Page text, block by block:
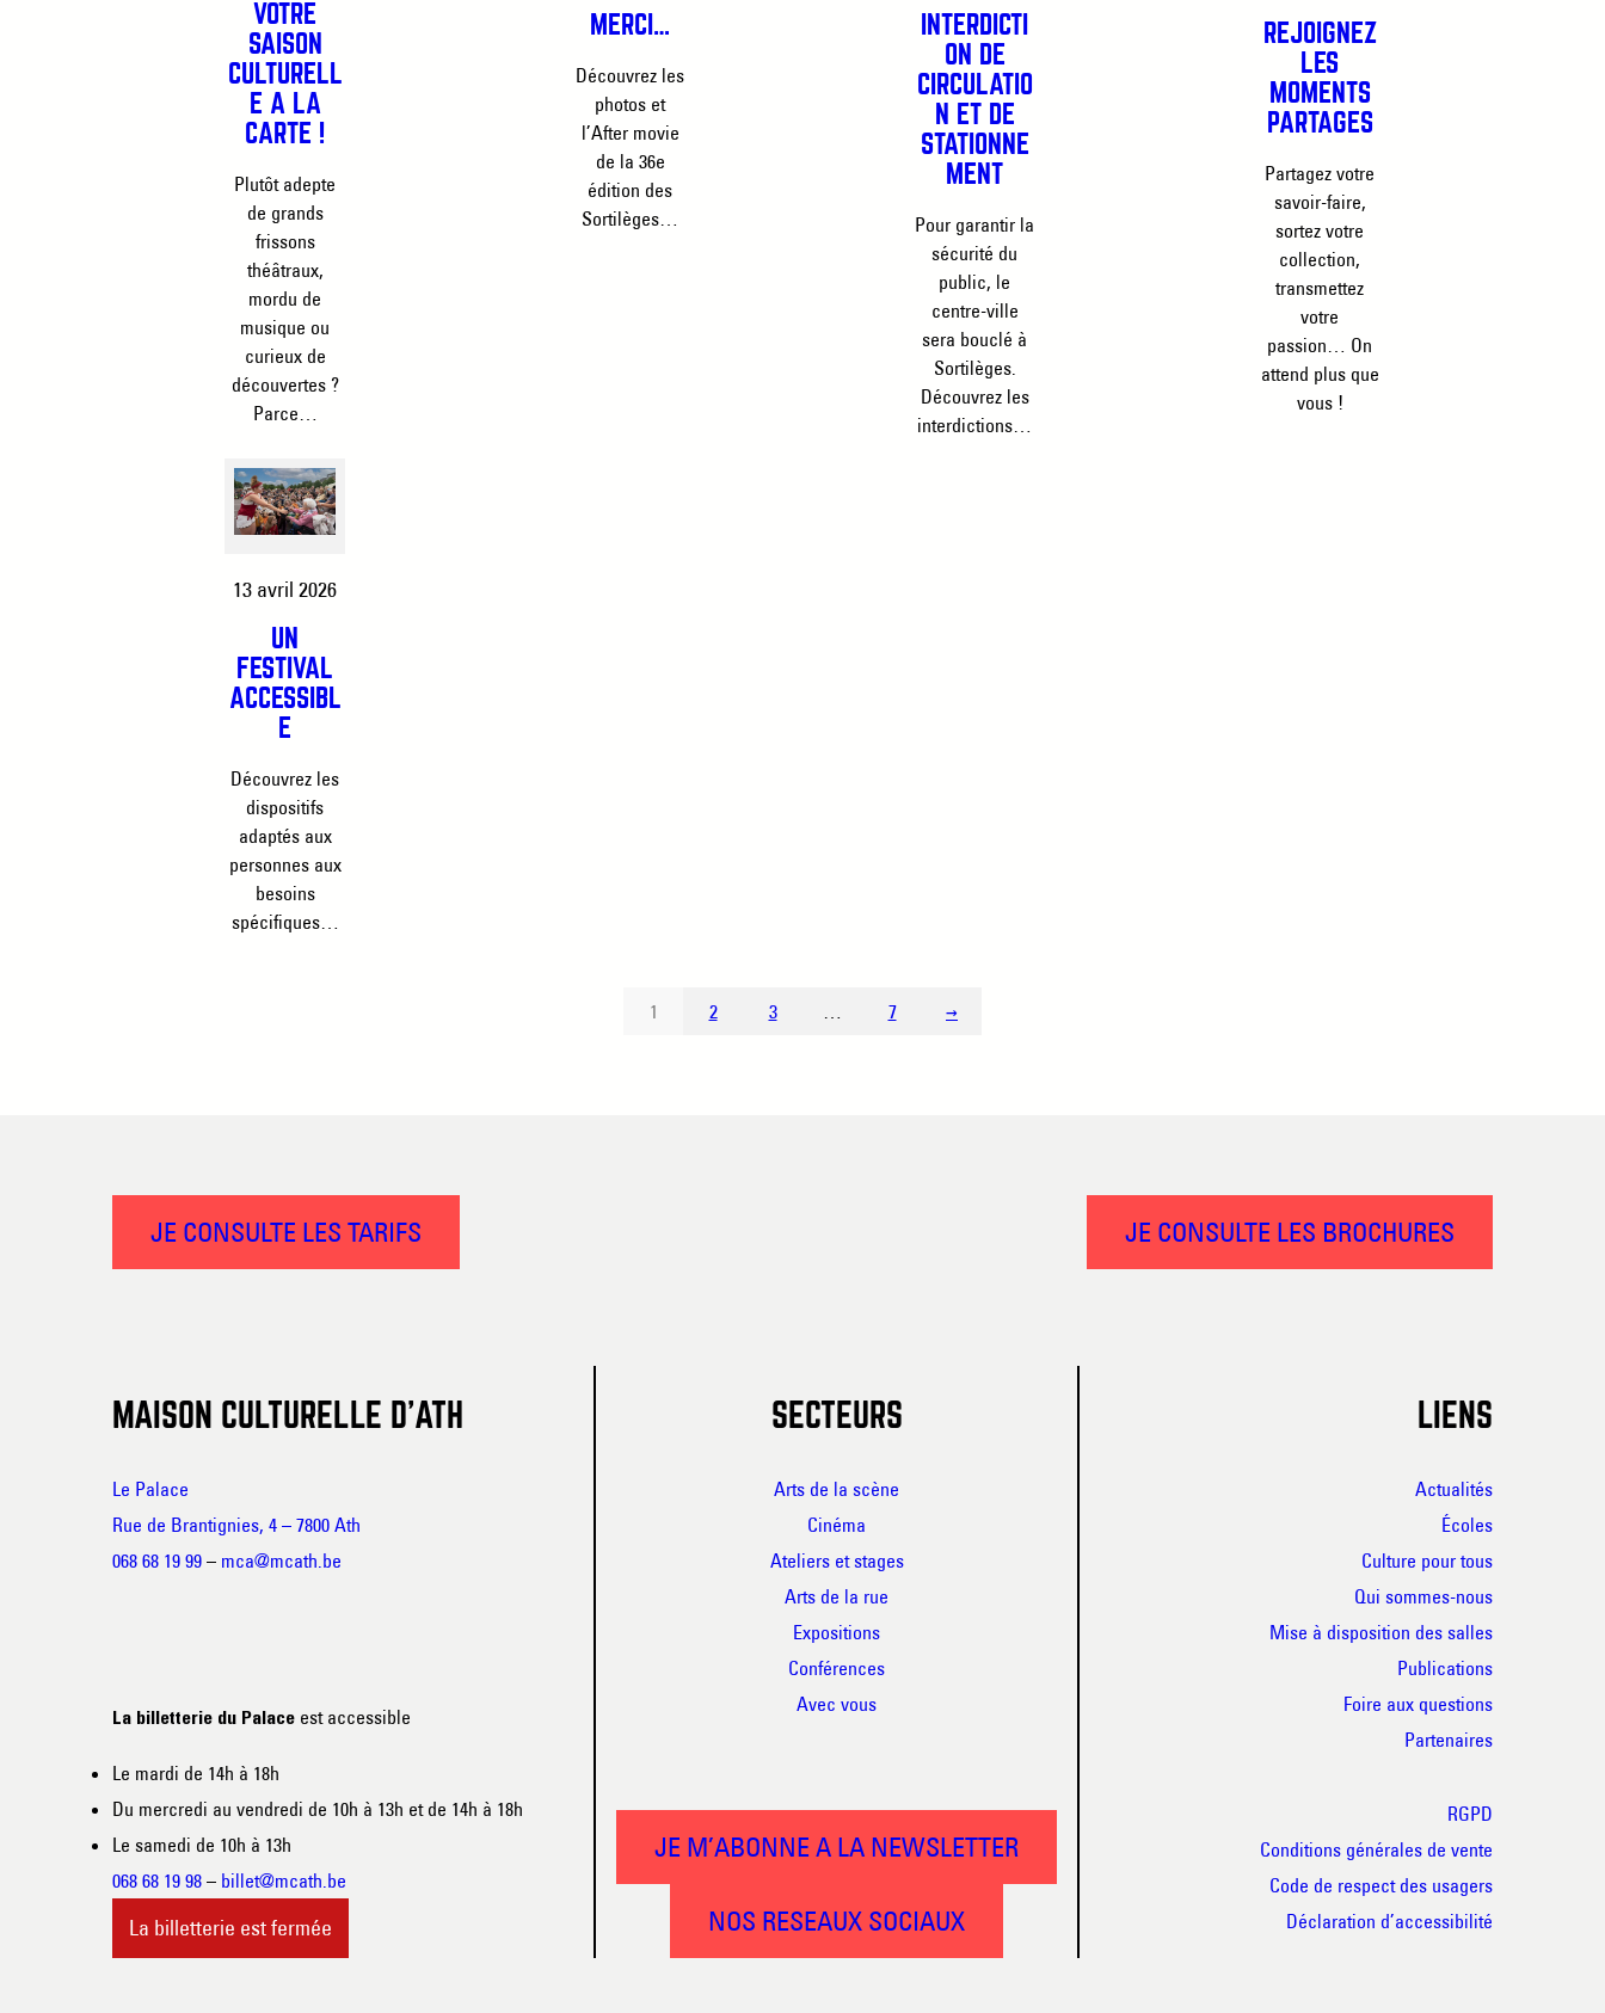
VOTRE
SAISON
CULTURELL
E À LA
CARTE !
Plutôt adepte
de grands
frissons
théâtraux,
mordu de
musique ou
curieux de
découvertes ?
Parce…
MERCI…
Découvrez les
photos et
l’After movie
de la 36e
édition des
Sortilèges…
INTERDICTI
ON DE
CIRCULATIO
N ET DE
STATIONNE
MENT
Pour garantir la
sécurité du
public, le
centre-ville
sera bouclé à
Sortilèges.
Découvrez les
interdictions…
REJOIGNEZ
LES
MOMENTS
PARTAGÉS
Partagez votre
savoir-faire,
sortez votre
collection,
transmettez
votre
passion… On
attend plus que
vous !
13 avril 2026
UN
FESTIVAL
ACCESSIBL
E
Découvrez les
dispositifs
adaptés aux
personnes aux
besoins
spécifiques…
1 2 3 7 →
JE CONSULTE LES TARIFS JE CONSULTE LES BROCHURES
MAISON CULTURELLE D’ATH
Le Palace
Rue de Brantignies, 4 – 7800 Ath
068 68 19 99 – mca@mcath.be
La billetterie du Palace est accessible
Le mardi de 14h à 18h
Du mercredi au vendredi de 10h à 13h et de 14h à 18h
Le samedi de 10h à 13h
068 68 19 98 – billet@mcath.be
La billetterie est fermée
SECTEURS
Arts de la scène
Cinéma
Ateliers et stages
Arts de la rue
Expositions
Conférences
Avec vous
JE M’ABONNE A LA NEWSLETTER
NOS RESEAUX SOCIAUX
LIENS
Actualités
Écoles
Culture pour tous
Qui sommes-nous
Mise à disposition des salles
Publications
Foire aux questions
Partenaires
RGPD
Conditions générales de vente
Code de respect des usagers
Déclaration d’accessibilité